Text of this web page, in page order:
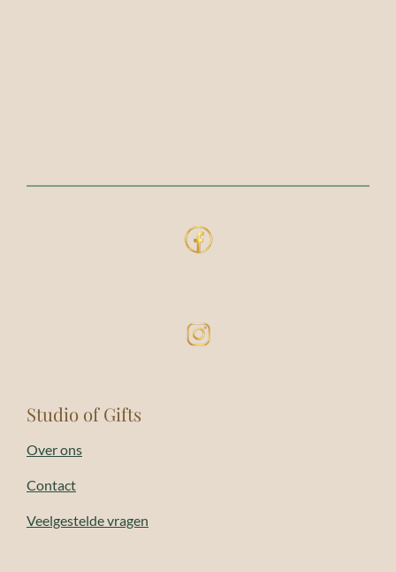
Studio of Gifts
Over ons
Contact
Veelgestelde vragen